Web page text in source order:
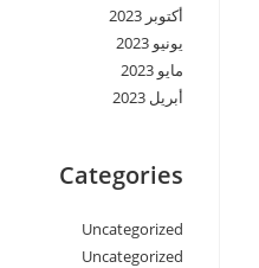
أكتوبر 2023
يونيو 2023
مايو 2023
أبريل 2023
Categories
Uncategorized
Uncategorized